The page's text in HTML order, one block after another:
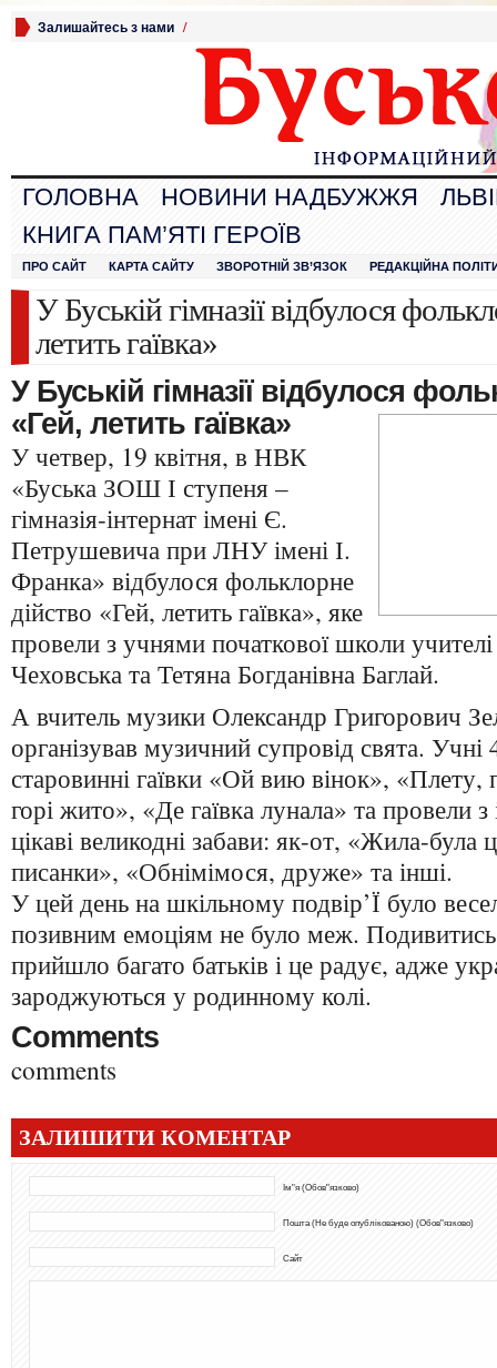
Залишайтесь з нами /
ГОЛОВНА НОВИНИ НАДБУЖЖЯ
КНИГА ПАМ’ЯТІ ГЕРОЇВ
ПРО САЙТ КАРТА САЙТУ ЗВОРОТНІЙ ЗВ’ЯЗОК РЕДАКЦІЙНА
У Буській гімназії відбулося
летить гаївка»
У Буській гімназії відбулося
«Гей, летить гаївка»
У четвер, 19 квітня, в НВК
«Буська ЗОШ І ступеня –
гімназія-інтернат імені Є.
Петрушевича при ЛНУ імені І.
Франка» відбулося фольклорне
дійство «Гей, летить гаївка», яке
провели з учнями початкової школи
Чеховська та Тетяна Богданівна Баглай.
А вчитель музики Олександр Григорович
організував музичний супровід свята.
старовинні гаївки «Ой вию вінок», «Плету,
горі жито», «Де гаївка лунала» та
цікаві великодні забави: як-от, «Жила-була
писанки», «Обнімімося, друже» та інші.
У цей день на шкільному подвір’Ї було
позивним емоціям не було меж. Подивитись
прийшло багато батьків і це радує, адже
зароджуються у родинному колі.
Comments
comments
ЗАЛИШИТИ КОМЕНТАР
Ім"я (Обов"язково)
Пошта (Не буде опублікованою) (Обов"язково)
Сайт